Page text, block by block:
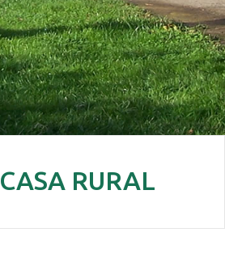
CASA RURAL